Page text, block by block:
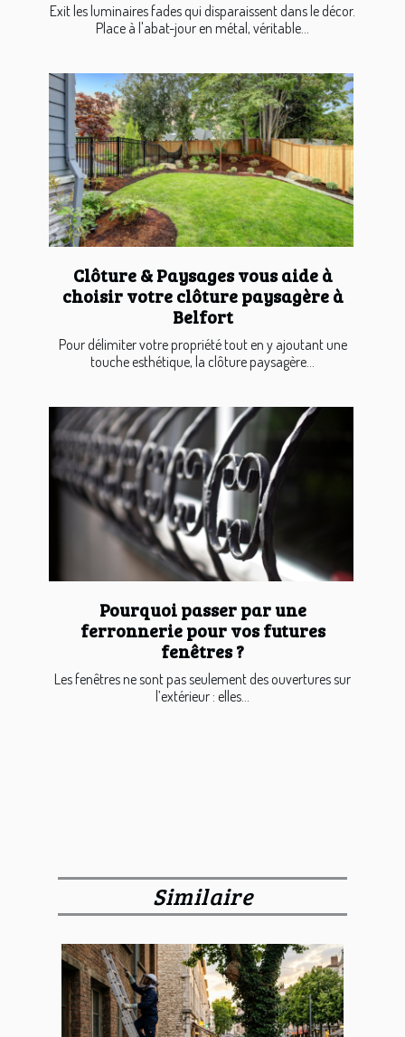
Exit les luminaires fades qui disparaissent dans le décor.
Place à l'abat-jour en métal, véritable...
Clôture & Paysages vous aide à
choisir votre clôture paysagère à
Belfort
Pour délimiter votre propriété tout en y ajoutant une
touche esthétique, la clôture paysagère...
Pourquoi passer par une
ferronnerie pour vos futures
fenêtres ?
Les fenêtres ne sont pas seulement des ouvertures sur
l’extérieur : elles...
Similaire